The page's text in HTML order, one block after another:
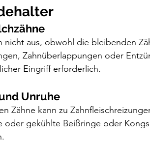
nicht aus, obwohl die bleibenden
Zahnüberlappungen oder
Eingriff erforderlich.
Unruhe
Zähne kann zu
oder gekühlte Beißringe oder